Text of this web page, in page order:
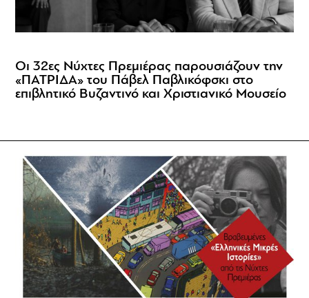
Οι 32ες Νύχτες Πρεμιέρας παρουσιάζουν την
«ΠΑΤΡΙΔΑ» του Πάβελ Παβλικόφσκι στο
επιβλητικό Βυζαντινό και Χριστιανικό Μουσείο